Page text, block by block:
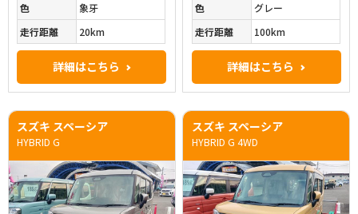
色
象牙
走行距離
20km
詳細はこちら
色
グレー
走行距離
100km
詳細はこちら
スズキ スペーシア
HYBRID G
スズキ スペーシア
HYBRID G 4WD